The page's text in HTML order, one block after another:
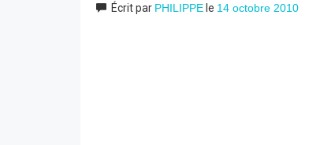
Écrit par PHILIPPE le 14 octobre 2010